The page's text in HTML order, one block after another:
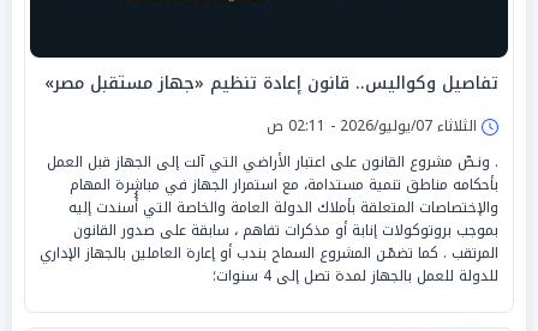
تفاصيل وكواليس.. قانون إعادة تنظيم «جهاز مستقبل مصر»
الثلاثاء 07/يوليو/2026 - 02:11 ص
. ونـصّ مشروع القانون على اعتبار الأراضي التي آلت إلى الجهاز قبل العمل
بأحكامه مناطق تنمية مستدامة، مع استمرار الجهاز في مباشرة المهام
والإختصاصات المتعلقة بأملاك الدولة العامة والخاصة التي أُُسندت إليه
بموجب بروتوكولات إنابة أو مذكرات تفاهم ، سابقة على صدور القانون
المرتقب . كما تضمّـن المشروع السماح بندب أو إعارة العاملين بالجهاز الإداري
للدولة للعمل بالجهاز لمدة تصل إلى 4 سنوات؛